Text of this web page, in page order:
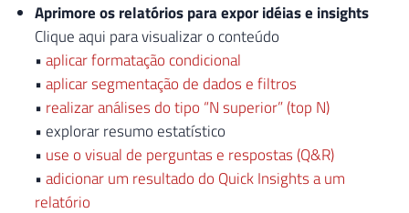
Aprimore os relatórios para expor idéias e insights
Clique aqui para visualizar o conteúdo
•aplicar formatação condicional
•aplicar segmentação de dados e filtros
• realizar análises do tipo “N superior” (top N)
• explorar resumo estatístico
• use o visual de perguntas e respostas (Q&R)
•adicionar um resultado do Quick Insights a um
relatório